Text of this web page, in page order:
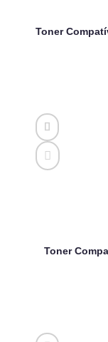
Toner
Toner